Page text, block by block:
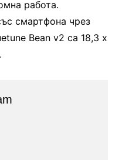
работа.
смартфона чрез
Bean v2 са 18,3 х